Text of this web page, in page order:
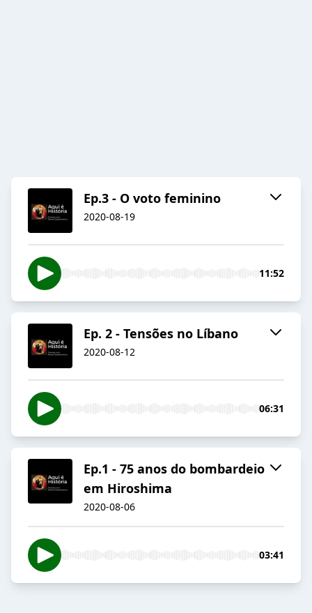
Ep.3 - O voto feminino
2020-08-19
11:52
Ep. 2 - Tensões no Líbano
2020-08-12
06:31
Ep.1 - 75 anos do bombardeio
em Hiroshima
2020-08-06
03:41